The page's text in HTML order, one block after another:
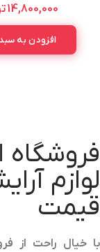
EDP 100ML
14,800,000
افزودن به
فروشگاه
لوازم
قیمت
با خیال راحت از